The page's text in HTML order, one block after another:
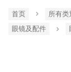
首页 所有类
眼镜及配件